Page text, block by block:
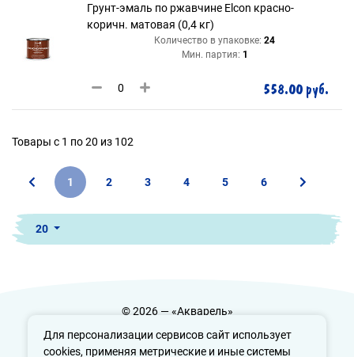
Для персонализации сервисов сайт использует
cookies, применяя метрические и иные системы
Грунт-эмаль по ржавчине Elcon красно-
коричн. матовая (0,4 кг)
Количество в упаковке: 24
Мин. партия: 1
558.00 руб.
Товары с 1 по 20 из 102
1 2 3 4 5 6
20
© 2026 — «Акварель»
Политика конфиденциальности